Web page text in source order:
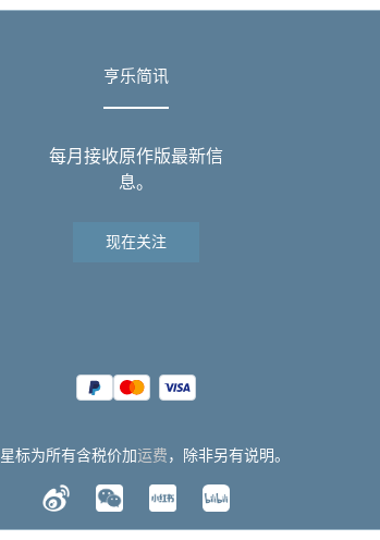
亨乐简讯
每月接收原作版最新信
息。
现在关注
标为所有含税价加运费，除非另有说明。